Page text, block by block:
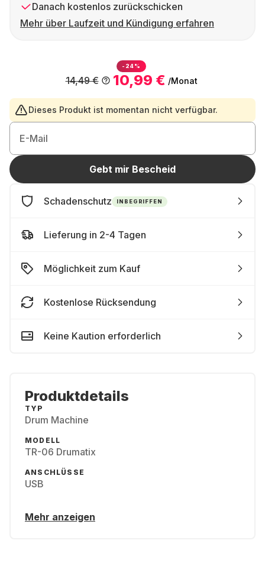
Danach kostenlos zurückschicken
Mehr über Laufzeit und Kündigung erfahren
-24%
10,99 € /Monat
14,49 €
Dieses Produkt ist momentan nicht verfügbar.
E-Mail
Gebt mir Bescheid
Schadenschutz INBEGRIFFEN
Lieferung in 2-4 Tagen
Möglichkeit zum Kauf
Kostenlose Rücksendung
Keine Kaution erforderlich
Produktdetails
TYP
Drum Machine
MODELL
TR-06 Drumatix
ANSCHLÜSSE
USB
Mehr anzeigen